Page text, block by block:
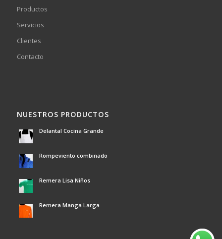
Productos
Servicios
Clientes
Contacto
NUESTROS PRODUCTOS
Delantal Cocina Grande
Rompeviento combinado
Remera Lisa Niños
Remera Manga Larga